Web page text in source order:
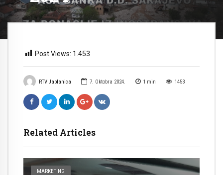
RTV Jablanica 7. Oktobra 2024. 1 min 1453
Related Articles
MARKETING
Post Views: 1.453